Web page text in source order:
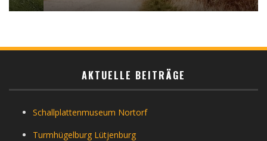
AKTUELLE BEITRÄGE
Schallplattenmuseum Nortorf
Turmhügelburg Lütjenburg